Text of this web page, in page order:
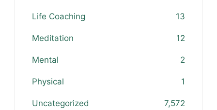
Life Coaching 13
Meditation 12
Mental 2
Physical 1
Uncategorized 7,572